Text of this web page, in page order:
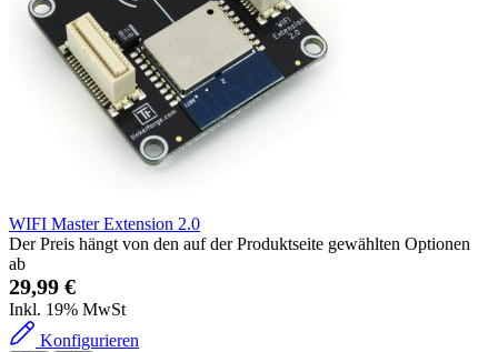
WIFI Master Extension 2.0
Der Preis hängt von den auf der Produktseite gewählten Optionen
ab
29,99 €
Inkl. 19% MwSt
Konfigurieren